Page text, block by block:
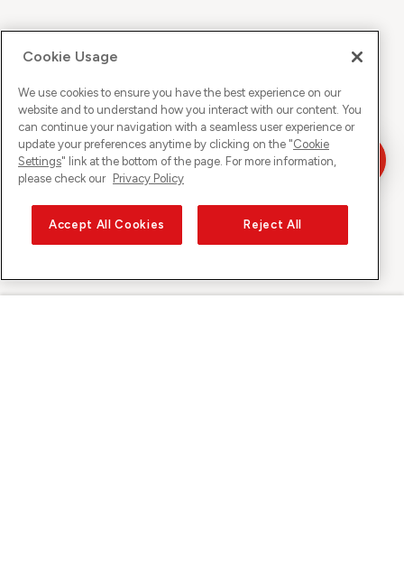
Cookie Usage
We use cookies to ensure you have the best experience on our
website and to understand how you interact with our content. You
can continue your navigation with a seamless user experience or
update your preferences anytime by clicking on the "Cookie
Settings" link at the bottom of the page. For more information,
please check our Privacy Policy
Accept All Cookies Reject All